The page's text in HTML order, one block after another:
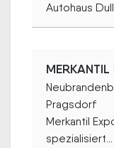
Autohaus
Pragsdorf
Merkantil
spezialisiert...